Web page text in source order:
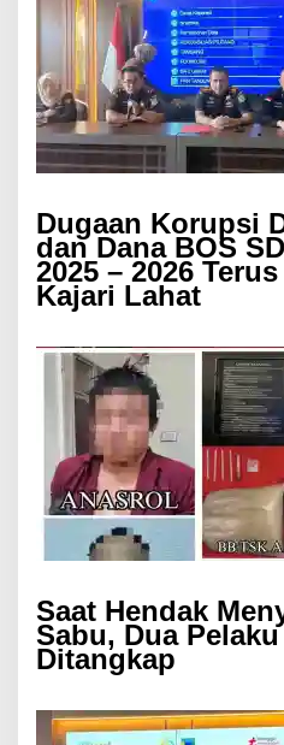
Dugaan Korupsi
dan Dana BOS
2025 – 2026
Kajari Lahat
Saat Hendak
Sabu, Dua
Ditangkap